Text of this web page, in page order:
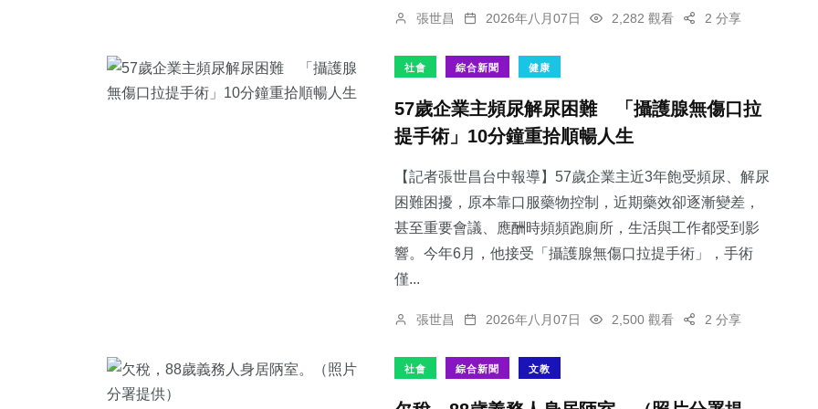
張世昌 2026年八月07日 2,282 觀看 2 分享
社會 綜合新聞 健康
57歲企業主頻尿解尿困難 「攝護腺無傷口拉
提手術」10分鐘重拾順暢人生
【記者張世昌台中報導】57歲企業主近3年飽受頻尿、解尿
困難困擾，原本靠口服藥物控制，近期藥效卻逐漸變差，
甚至重要會議、應酬時頻頻跑廁所，生活與工作都受到影
響。今年6月，他接受「攝護腺無傷口拉提手術」，手術
僅...
張世昌 2026年八月07日 2,500 觀看 2 分享
社會 綜合新聞 文教